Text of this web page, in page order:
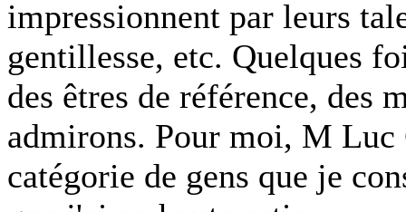
impressionnent par leurs
gentillesse, etc. Quelques
des êtres de référence, des
admirons. Pour moi, M Luc
catégorie de gens que je